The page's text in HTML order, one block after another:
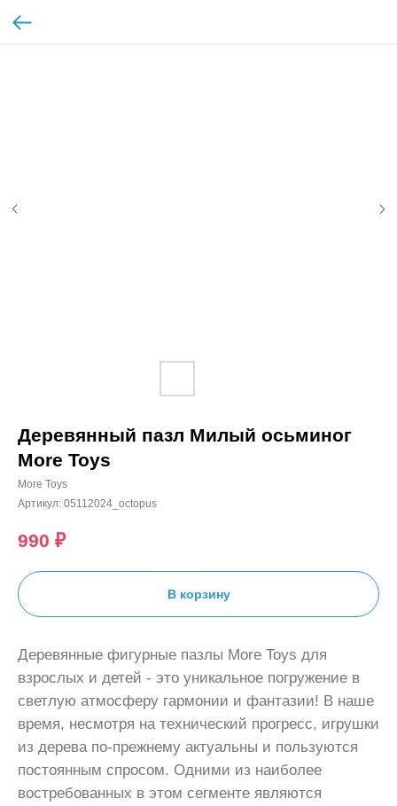
Деревянный пазл Милый осьминог
More Toys
More Toys
Артикул: 05112024_octopus
990 ₽
В корзину
Деревянные фигурные пазлы More Toys для
взрослых и детей - это уникальное погружение в
светлую атмосферу гармонии и фантазии! В наше
время, несмотря на технический прогресс, игрушки
из дерева по-прежнему актуальны и пользуются
постоянным спросом. Одними из наиболее
востребованных в этом сегменте являются